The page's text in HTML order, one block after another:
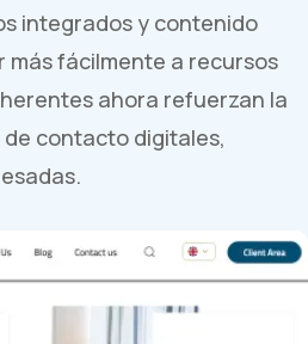
integrados y contenido
más fácilmente a recursos
ahora refuerzan la
contacto digitales,